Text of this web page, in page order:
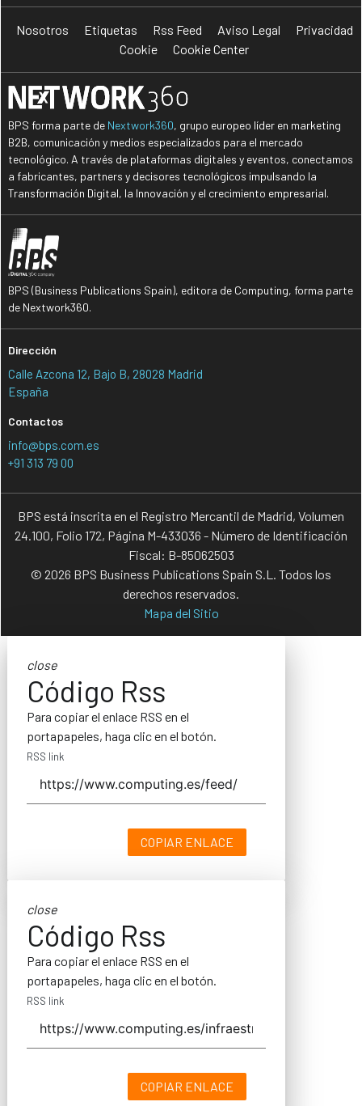
Nosotros Etiquetas Rss Feed Aviso Legal
Privacidad
Cookie
Cookie Center
BPS forma parte de Nextwork360, grupo europeo líder en marketing
B2B, comunicación y medios especializados para el mercado
tecnológico. A través de plataformas digitales y eventos, conectamos
a fabricantes, partners y decisores tecnológicos impulsando la
Transformación Digital, la Innovación y el crecimiento empresarial.
BPS (Business Publications Spain), editora de Computing, forma parte
de Nextwork360.
Dirección
Calle Azcona 12, Bajo B, 28028 Madrid
España
Contactos
info@bps.com.es
+91 313 79 00
BPS está inscrita en el Registro Mercantil de Madrid, Volumen
24.100, Folio 172, Página M-433036 - Número de Identificación
Fiscal: B-85062503
© 2026 BPS Business Publications Spain S.L. Todos los
derechos reservados.
Mapa del Sitio
close
Código Rss
Para copiar el enlace RSS en el
portapapeles, haga clic en el botón.
RSS link
COPIAR ENLACE
close
Código Rss
Para copiar el enlace RSS en el
portapapeles, haga clic en el botón.
RSS link
COPIAR ENLACE